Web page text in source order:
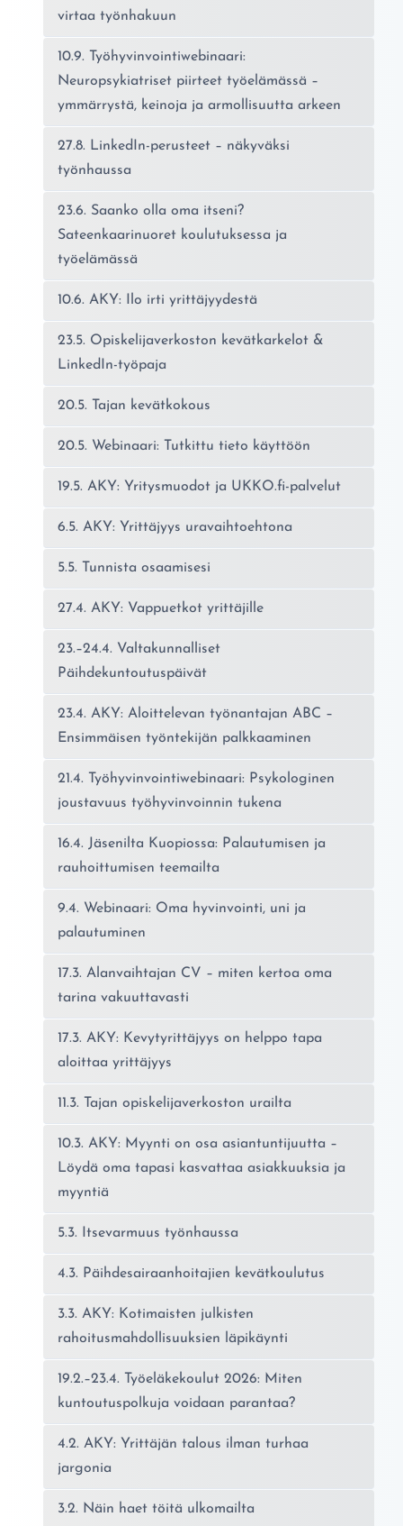
virtaa työnhakuun
10.9. Työhyvinvointiwebinaari:
Neuropsykiatriset piirteet työelämässä –
ymmärrystä, keinoja ja armollisuutta arkeen
27.8. LinkedIn-perusteet – näkyväksi
työnhaussa
23.6. Saanko olla oma itseni?
Sateenkaarinuoret koulutuksessa ja
työelämässä
10.6. AKY: Ilo irti yrittäjyydestä
23.5. Opiskelijaverkoston kevätkarkelot &
LinkedIn-työpaja
20.5. Tajan kevätkokous
20.5. Webinaari: Tutkittu tieto käyttöön
19.5. AKY: Yritysmuodot ja UKKO.fi-palvelut
6.5. AKY: Yrittäjyys uravaihtoehtona
5.5. Tunnista osaamisesi
27.4. AKY: Vappuetkot yrittäjille
23.–24.4. Valtakunnalliset
Päihdekuntoutuspäivät
23.4. AKY: Aloittelevan työnantajan ABC –
Ensimmäisen työntekijän palkkaaminen
21.4. Työhyvinvointiwebinaari: Psykologinen
joustavuus työhyvinvoinnin tukena
16.4. Jäsenilta Kuopiossa: Palautumisen ja
rauhoittumisen teemailta
9.4. Webinaari: Oma hyvinvointi, uni ja
palautuminen
17.3. Alanvaihtajan CV – miten kertoa oma
tarina vakuuttavasti
17.3. AKY: Kevytyrittäjyys on helppo tapa
aloittaa yrittäjyys
11.3. Tajan opiskelijaverkoston urailta
10.3. AKY: Myynti on osa asiantuntijuutta –
Löydä oma tapasi kasvattaa asiakkuuksia ja
myyntiä
5.3. Itsevarmuus työnhaussa
4.3. Päihdesairaanhoitajien kevätkoulutus
3.3. AKY: Kotimaisten julkisten
rahoitusmahdollisuuksien läpikäynti
19.2.–23.4. Työeläkekoulut 2026: Miten
kuntoutuspolkuja voidaan parantaa?
4.2. AKY: Yrittäjän talous ilman turhaa
jargonia
3.2. Näin haet töitä ulkomailta